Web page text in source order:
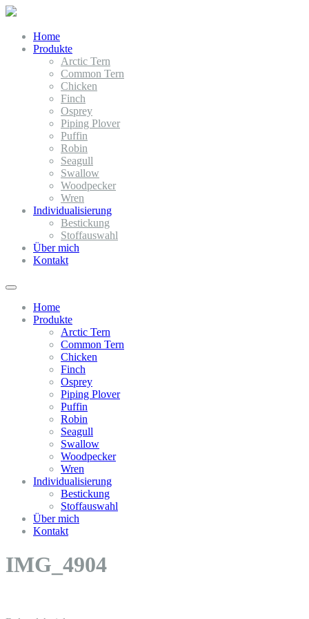
Home
Produkte
Arctic Tern
Common Tern
Chicken
Finch
Osprey
Piping Plover
Puffin
Robin
Seagull
Swallow
Woodpecker
Wren
Individualisierung
Bestickung
Stoffauswahl
Über mich
Kontakt
Home
Produkte
Arctic Tern
Common Tern
Chicken
Finch
Osprey
Piping Plover
Puffin
Robin
Seagull
Swallow
Woodpecker
Wren
Individualisierung
Bestickung
Stoffauswahl
Über mich
Kontakt
IMG_4904